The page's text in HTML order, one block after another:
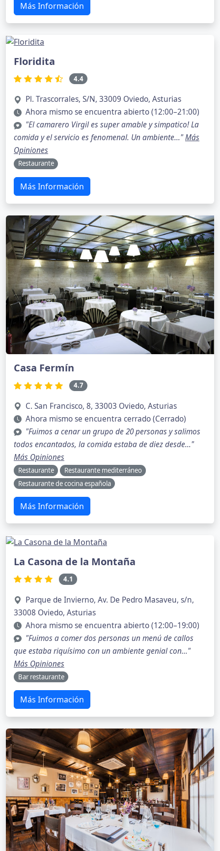
Más Información
Floridita
4.4
Pl. Trascorrales, S/N, 33009 Oviedo, Asturias
Ahora mismo se encuentra abierto (12:00–21:00)
"El camarero Virgil es super amable y simpatico! La
comida y el servicio es fenomenal. Un ambiente..."Más
Opiniones
Restaurante
Más Información
Casa Fermín
4.7
C. San Francisco, 8, 33003 Oviedo, Asturias
Ahora mismo se encuentra cerrado (Cerrado)
"Fuimos a cenar un grupo de 20 personas y salimos
todos encantados, la comida estaba de diez desde..."
Más Opiniones
Restaurante
Restaurante mediterráneo
Restaurante de cocina española
Más Información
La Casona de la Montaña
4.1
Parque de Invierno, Av. De Pedro Masaveu, s/n,
33008 Oviedo, Asturias
Ahora mismo se encuentra abierto (12:00–19:00)
"Fuimos a comer dos personas un menú de callos
que estaba riquísimo con un ambiente genial con..."
Más Opiniones
Bar restaurante
Más Información